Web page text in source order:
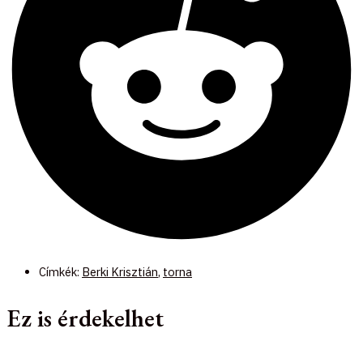
Címkék: Berki Krisztián, torna
Ez is érdekelhet